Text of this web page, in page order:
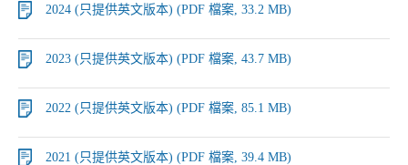
2024 (只提供英文版本) (PDF 檔案, 33.2 MB)
2023 (只提供英文版本) (PDF 檔案, 43.7 MB)
2022 (只提供英文版本) (PDF 檔案, 85.1 MB)
2021 (只提供英文版本) (PDF 檔案, 39.4 MB)